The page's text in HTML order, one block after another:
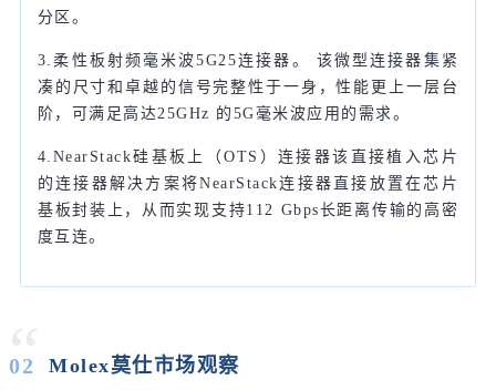
分区。
3.柔性板射频毫米波5G25连接器。 该微型连接器集紧
凑的尺寸和卓越的信号完整性于一身，性能更上一层台
阶，可满足高达25GHz 的5G毫米波应用的需求。
4.NearStack硅基板上（OTS）连接器该直接植入芯片
的连接器解决方案将NearStack连接器直接放置在芯片
基板封装上，从而实现支持112 Gbps长距离传输的高密
度互连。
“
02 Molex莫仕市场观察